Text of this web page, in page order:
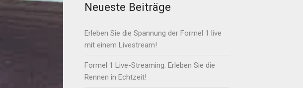
Neueste Beiträge
Erleben Sie die Spannung der Formel 1 live
mit einem Livestream!
Formel 1 Live-Streaming: Erleben Sie die
Rennen in Echtzeit!